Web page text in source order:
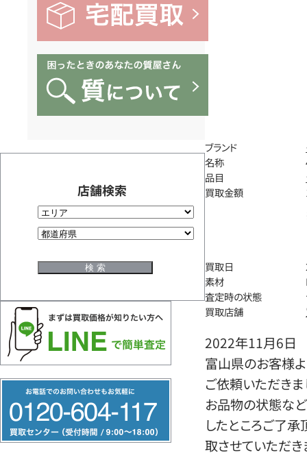
店舗検索
リ
ー
ブランド
名称
品目
買取金額
買取日
素材
査定時の状態
買取店舗
2022年11月6日
富山県のお客様
ご依頼いただきま
お品物の状態など
したところご了
取させていただき